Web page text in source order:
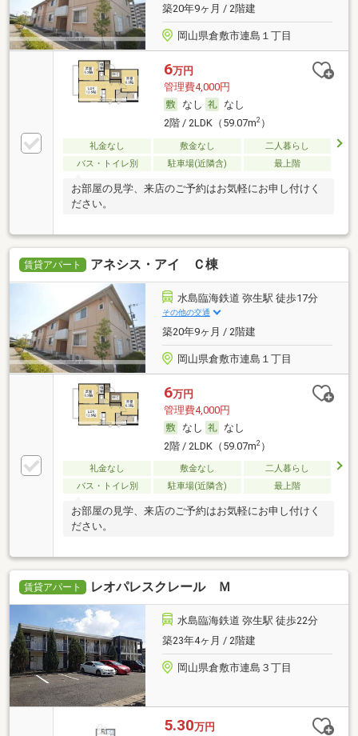
築20年9ヶ月 / 2階建
岡山県倉敷市連島１丁目
6万円
管理費4,000円
なし
なし
2階 / 2LDK（59.07m2）
礼金なし 敷金なし
二人暮らし
バス・トイレ別
駐車場(近隣含) 最上階
お部屋の見学、来店のご予約はお気軽にお申し付けく
ださい。
賃貸アパート アネシス・アイ Ｃ棟
水島臨海鉄道 弥生駅 徒歩17分
その他の交通
築20年9ヶ月 / 2階建
岡山県倉敷市連島１丁目
6万円
管理費4,000円
なし
なし
2階 / 2LDK（59.07m2）
礼金なし 敷金なし
二人暮らし
バス・トイレ別
駐車場(近隣含) 最上階
お部屋の見学、来店のご予約はお気軽にお申し付けく
ださい。
賃貸アパート レオパレスクレール Ｍ
水島臨海鉄道 弥生駅 徒歩22分
築23年4ヶ月 / 2階建
岡山県倉敷市連島３丁目
5.30万円